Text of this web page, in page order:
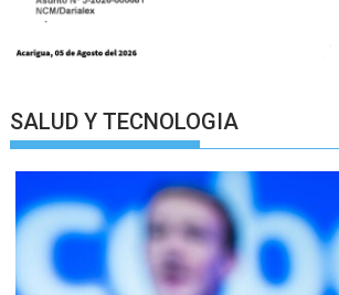
SALUD Y TECNOLOGIA